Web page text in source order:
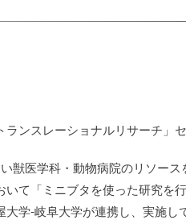
ンスレーショナルリサーチ」
獣医学科・動物病院のリソー
て「ミニブタを使った研究を
学-岐阜大学が連携し、実施し